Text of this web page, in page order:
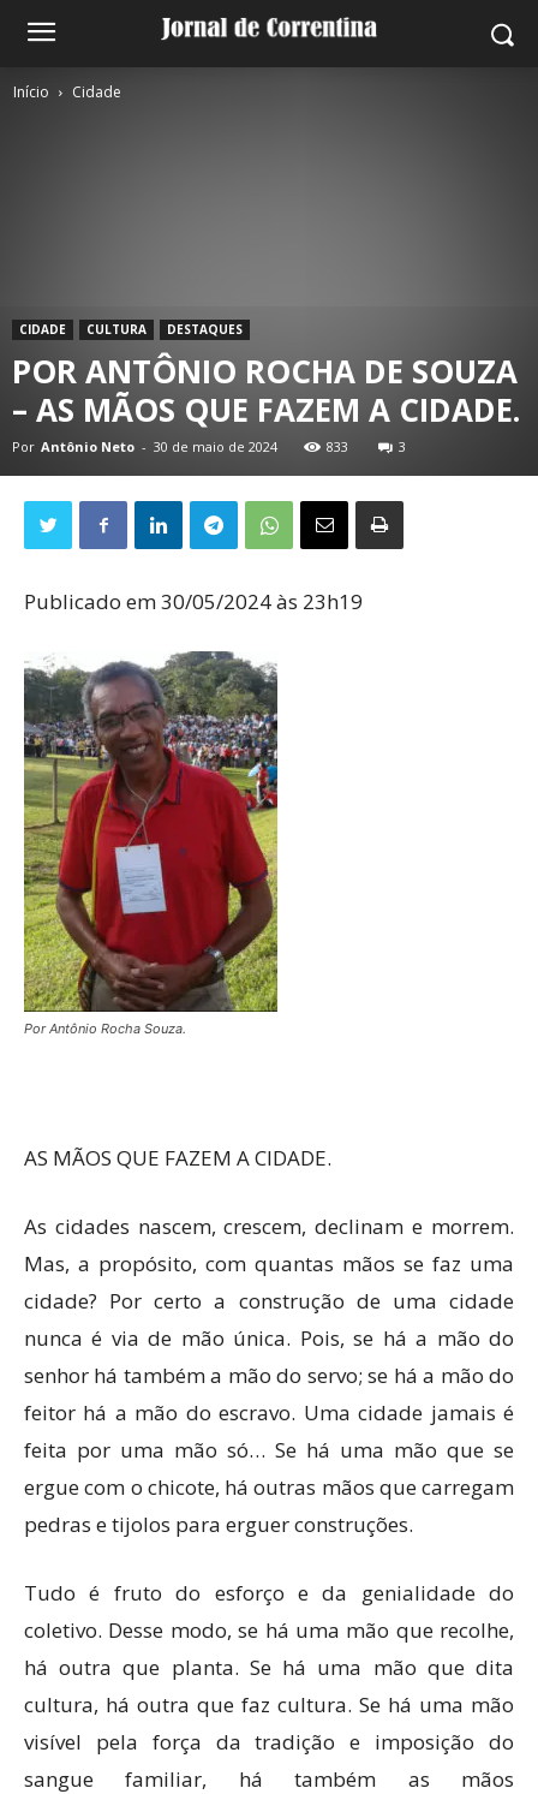
Início Cidade
CIDADE CULTURA DESTAQUES
POR ANTÔNIO ROCHA DE SOUZA
– AS MÃOS QUE FAZEM A CIDADE.
Por Antônio Neto - 30 de maio de 2024 833 3
Publicado em 30/05/2024 às 23h19
Por Antônio Rocha Souza.
AS MÃOS QUE FAZEM A CIDADE.
As cidades nascem, crescem, declinam e morrem.
Mas, a propósito, com quantas mãos se faz uma
cidade? Por certo a construção de uma cidade
nunca é via de mão única. Pois, se há a mão do
senhor há também a mão do servo; se há a mão do
feitor há a mão do escravo. Uma cidade jamais é
feita por uma mão só… Se há uma mão que se
ergue com o chicote, há outras mãos que carregam
pedras e tijolos para erguer construções.
Tudo é fruto do esforço e da genialidade do
coletivo. Desse modo, se há uma mão que recolhe,
há outra que planta. Se há uma mão que dita
cultura, há outra que faz cultura. Se há uma mão
visível pela força da tradição e imposição do
sangue familiar, há também as mãos